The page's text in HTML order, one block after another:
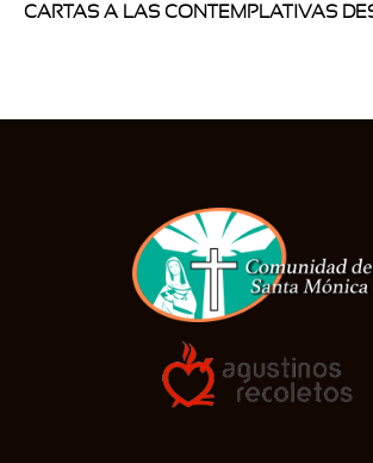
CARTAS A LAS CONTEMPLATIVAS